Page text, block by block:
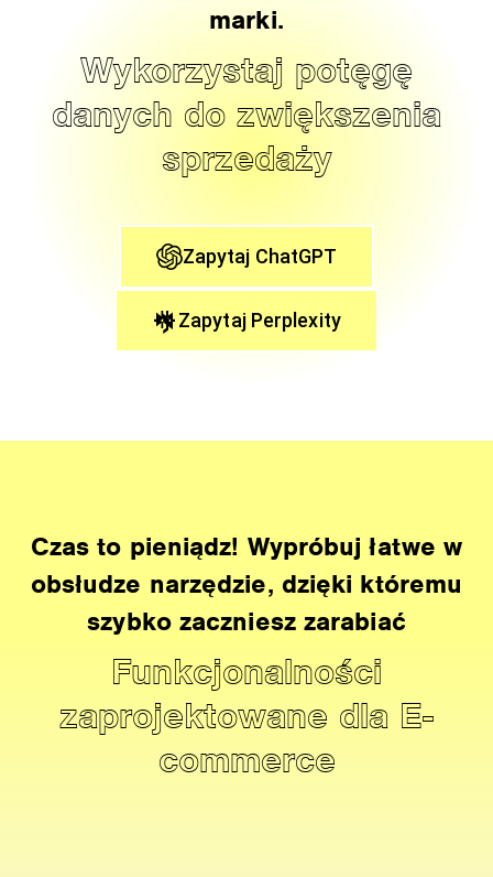
marki.
Wykorzystaj potęgę
danych do zwiększenia
sprzedaży
Zapytaj ChatGPT
Zapytaj Perplexity
Czas to pieniądz! Wypróbuj łatwe w
obsłudze narzędzie, dzięki któremu
szybko zaczniesz zarabiać
Funkcjonalności
zaprojektowane dla E-
commerce